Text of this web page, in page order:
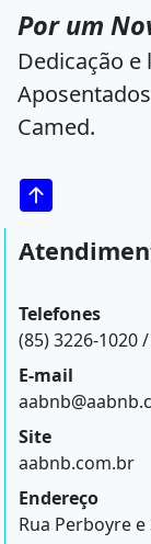
Por um
Dedicação
Camed.
Telefones
(85) 3226-1020
E-mail
Site
aabnb.com.br
Endereço
Rua Perboyre e